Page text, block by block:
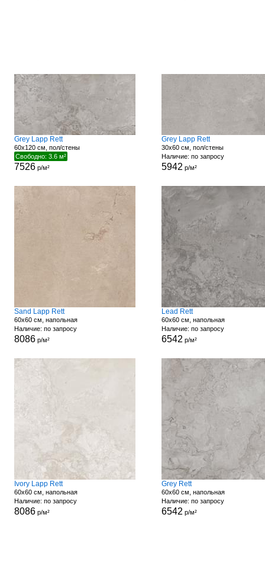
Grey Lapp Rett
60x120 см, пол/стены
Свободно: 3.6 м²
7526р/м²
Grey Lapp Rett
30x60 см, пол/стены
Наличие: по запросу
5942 р/м²
Sand Lapp Rett
60x60 см, напольная
Наличие: по запросу
8086р/м²
Lead Rett
60x60 см, напольная
Наличие: по запросу
6542 р/м²
Ivory Lapp Rett
60x60 см, напольная
Наличие: по запросу
8086р/м²
Grey Rett
60x60 см, напольная
Наличие: по запросу
6542 р/м²